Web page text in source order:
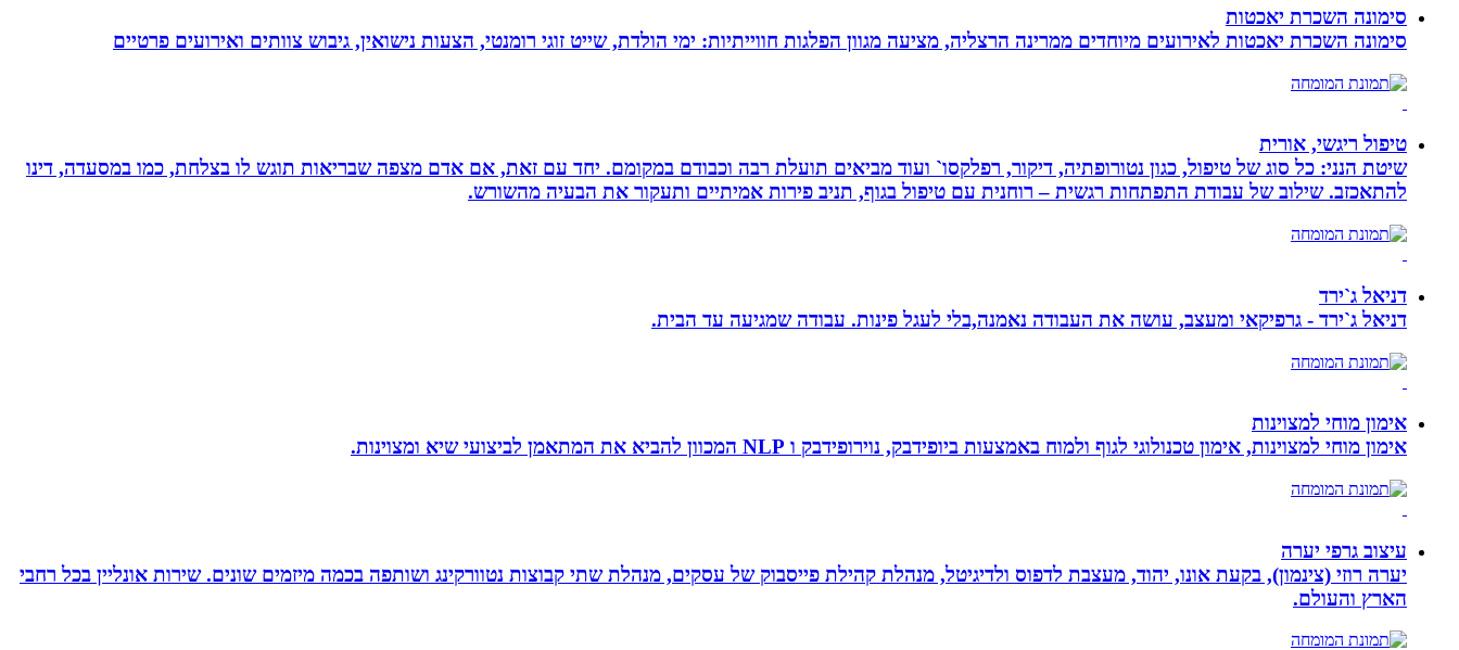
סימונה השכרת יאכטות
סימונה השכרת יאכטות לאירועים מיוחדים ממרינה הרצליה, מציעה מגוון הפלגות חווייתיות: ימי הולדת, שייט זוגי רומנטי, הצעות נישואין, גיבוש צוותים ואירועים פרטיים
טיפול ריגשי, אורית
שיטת הנני: כל סוג של טיפול, כגון נטורופתיה, דיקור, רפלקסו` ועוד מביאים תועלת רבה וכבודם במקומם. יחד עם זאת, אם אדם מצפה שבריאות תוגש לו בצלחת, כמו במסעדה, דינו
להתאכזב. שילוב של עבודת התפתחות רגשית – רוחנית עם טיפול בגוף, תניב פירות אמיתיים ותעקור את הבעיה מהשורש.
דניאל ג`ירד
דניאל ג`ירד - גרפיקאי ומעצב, עושה את העבודה נאמנה,בלי לעגל פינות. עבודה שמגיעה עד הבית.
אימון מוחי למצוינות
אימון מוחי למצוינות, אימון טכנולוגי לגוף ולמוח באמצעות ביופידבק, נוירופידבק ו NLP המכוון להביא את המתאמן לביצועי שיא ומצוינות.
עיצוב גרפי יערה
יערה רוזי (צינמון), בקעת אונו, יהוד, מעצבת לדפוס ולדיגיטל, מנהלת קהילת פייסבוק של עסקים, מנהלת שתי קבוצות נטוורקינג ושותפה בכמה מיזמים שונים. שירות אונליין בכל רחבי
הארץ והעולם.